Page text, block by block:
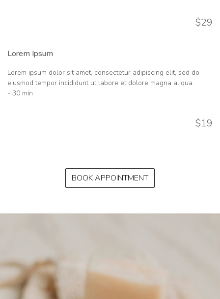
$29
Lorem Ipsum
Lorem ipsum dolor sit amet, consectetur adipiscing elit, sed do
eiusmod tempor incididunt ut labore et dolore magna aliqua.
- 30 min
$19
BOOK APPOINTMENT